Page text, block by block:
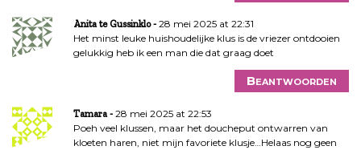
Anita te Gussinklo
28 mei 2025 at 22:31
Het minst leuke huishoudelijke klus is de vriezer ontdooien
gelukkig heb ik een man die dat graag doet
Beantwoorden
Tamara
28 mei 2025 at 22:53
Poeh veel klussen, maar het doucheput ontwarren van
kloeten haren, niet mijn favoriete klusje…Helaas nog geen